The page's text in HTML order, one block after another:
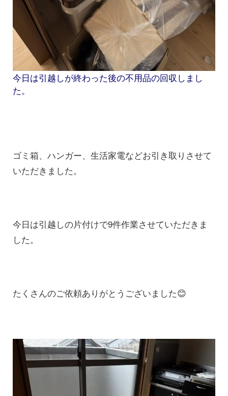
今日は引越しが終わった後の不用品の回収しまし
た。
ゴミ箱、ハンガー、生活家電などお引き取りさせて
いただきました。
今日は引越しの片付けで9件作業させていただきま
した。
たくさんのご依頼ありがとうございました😊